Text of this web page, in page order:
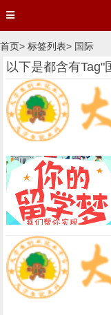
首页> 标签列表> 国际
以下是都含有Tag"